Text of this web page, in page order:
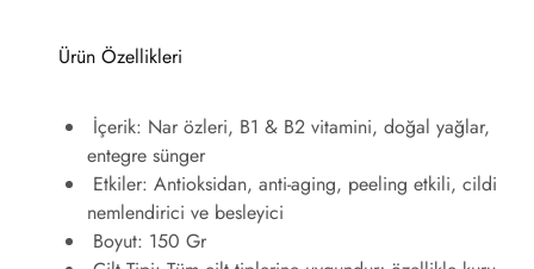
Ürün Özellikleri
İçerik: Nar özleri, B1 & B2 vitamini, doğal yağlar,
entegre sünger
Etkiler: Antioksidan, anti-aging, peeling etkili, cildi
nemlendirici ve besleyici
Boyut: 150 Gr